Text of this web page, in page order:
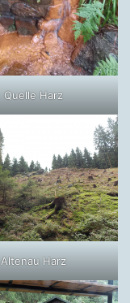
Quelle Harz
Altenau Harz